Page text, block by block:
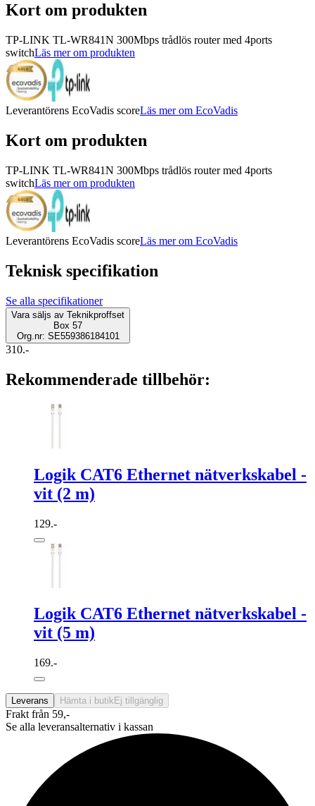
Kort om produkten
TP-LINK TL-WR841N 300Mbps trådlös router med 4ports
switchLäs mer om produkten
Leverantörens EcoVadis scoreLäs mer om EcoVadis
Kort om produkten
TP-LINK TL-WR841N 300Mbps trådlös router med 4ports
switchLäs mer om produkten
Leverantörens EcoVadis scoreLäs mer om EcoVadis
Teknisk specifikation
Se alla specifikationer
Vara säljs av Teknikproffset
Box 57
Org.nr: SE559386184101
310.-
Rekommenderade tillbehör:
Logik CAT6 Ethernet nätverkskabel -
vit (2 m)
129.-
Logik CAT6 Ethernet nätverkskabel -
vit (5 m)
169.-
Leverans Hämta i butik Ej tillgänglig
Frakt från 59,-
Se alla leveransalternativ i kassan